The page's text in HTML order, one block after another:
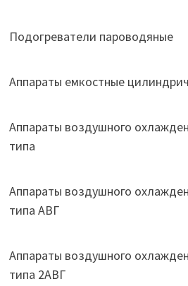
Подогреватели пароводяные
Аппараты емкостные
Аппараты воздушного
типа
Аппараты воздушного
типа АВГ
Аппараты воздушного
типа 2АВГ